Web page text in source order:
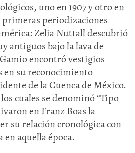
uno en 1907 y otro en
primeras periodizaciones
Zelia Nuttall descubrió
antiguos bajo la lava de
encontró vestigios
su reconocimiento
de la Cuenca de México.
cuales se denominó “Tipo
en Franz Boas la
su relación cronológica con
en aquella época.